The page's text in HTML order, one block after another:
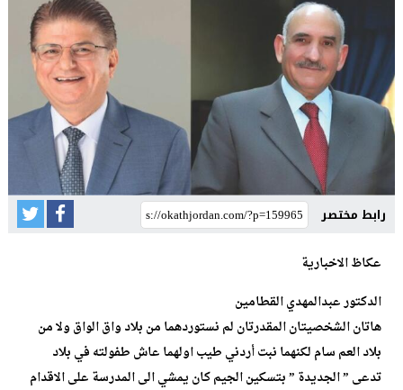
رابط مختصر
عكاظ الاخبارية
الدكتور عبدالمهدي القطامين
هاتان الشخصيتان المقدرتان لم نستوردهما من بلاد واق الواق ولا من
بلاد العم سام لكنهما نبت أردني طيب اولهما عاش طفولته في بلاد
تدعى ” الجديدة ” بتسكين الجيم كان يمشي الى المدرسة على الاقدام